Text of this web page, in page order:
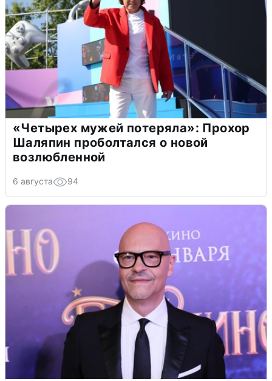
«Четырех мужей потеряла»: Прохор
Шаляпин проболтался о новой
возлюбленной
6 августа 94